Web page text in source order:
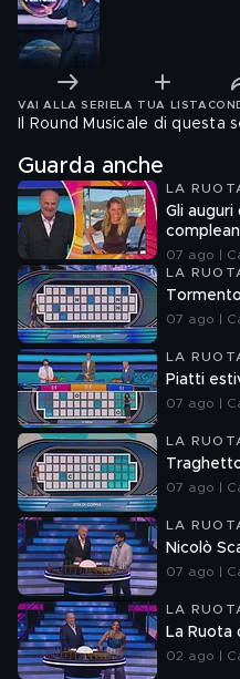
VAI ALLA SERIE LA TUA LISTA
Il Round Musicale di questa
Guarda anche
LA
Gli auguri
07 ago |
LA
07 ago |
LA
Piatti
07 ago |
LA
07 ago |
LA
Nicolò
07 ago |
LA
La Ruota
02 ago |